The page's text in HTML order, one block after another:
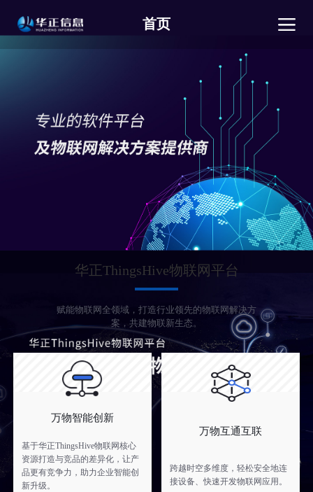
首页
华正ThingsHive物联网平台
赋能物联网全领域，打造行业领先的物联网解决方
案，共建物联新生态。
万物智能创新
基于华正ThingsHive物联网核心
资源打造与竞品的差异化，让产
品更有竞争力，助力企业智能创
新升级。
万物互通互联
跨越时空多维度，轻松安全地连
接设备、快速开发物联网应用。